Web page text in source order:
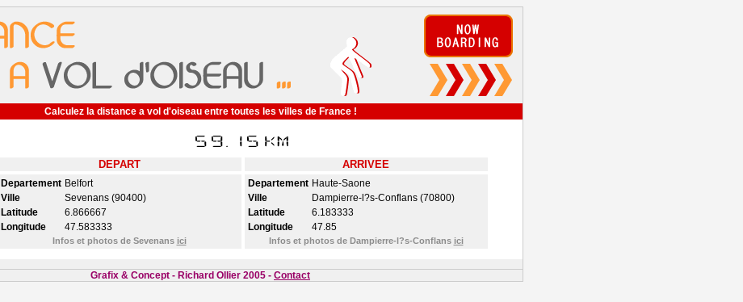
Calculez la distance a vol d'oiseau entre toutes les villes de France !
DEPART ARRIVEE
Departement Belfort
Ville
Sevenans (90400)
Latitude
6.866667
Longitude
47.583333
Infos et photos de Sevenans ici
Departement Haute-Saone
Ville
Dampierre-l?s-Conflans (70800)
Latitude
6.183333
Longitude
47.85
Infos et photos de Dampierre-l?s-Conflans ici
Grafix & Concept - Richard Ollier 2005 - Contact